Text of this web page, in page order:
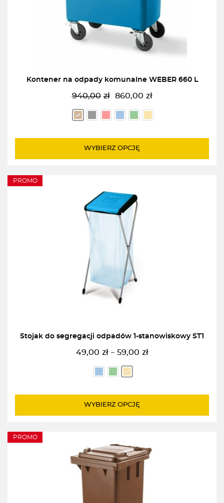
Kontener na odpady komunalne WEBER 660 L
940,00 zł
Pierwotna
cena
wynosiła:
860,00 zł
Aktualna
cena
wynosi:
WYBIERZ OPCJĘ
PROMO
Stojak do segregacji odpadów 1-stanowiskowy ST1
49,00 zł – 59,00 zł
Zakres
cen:
od
do
WYBIERZ OPCJĘ
PROMO